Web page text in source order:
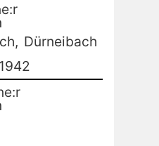
Dürneibach